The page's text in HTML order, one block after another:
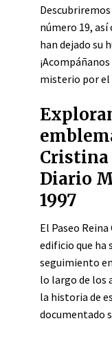
número 19,
han dejado su
misterio por el
Cristina
Diario
1997
El Paseo
edificio que ha
seguimiento
lo largo de los
la historia de
documentado